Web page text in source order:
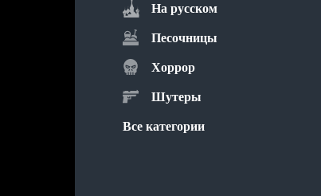
На русском
Песочницы
Хоррор
Шутеры
Все категории